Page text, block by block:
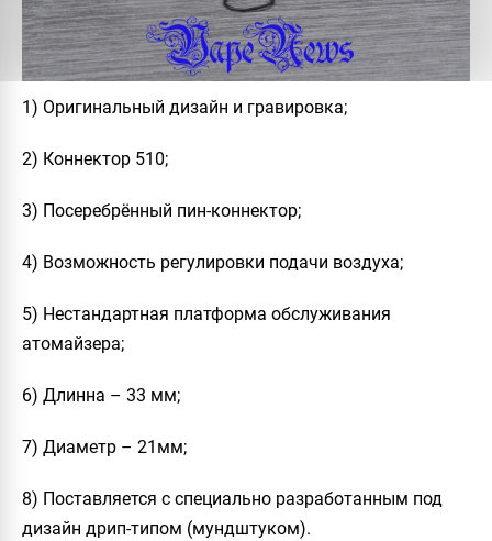
1) Оригинальный дизайн и гравировка;
2) Коннектор 510;
3) Посеребрённый пин-коннектор;
4) Возможность регулировки подачи воздуха;
5) Нестандартная платформа обслуживания
атомайзера;
6) Длинна – 33 мм;
7) Диаметр – 21мм;
8) Поставляется с специально разработанным под
дизайн дрип-типом (мундштуком).